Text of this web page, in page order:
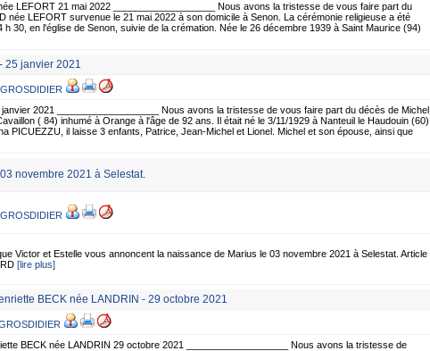
LEFORT 21 mai 2022 ___________________ Nous avons la tristesse de vous faire part du
née LEFORT survenue le 21 mai 2022 à son domicile à Senon. La cérémonie religieuse a été
h 30, en l'église de Senon, suivie de la crémation. Née le 26 décembre 1939 à Saint Maurice (94)
25 janvier 2021
2021 ___________________ Nous avons la tristesse de vous faire part du décès de Michel
( 84) inhumé à Orange à l'âge de 92 ans. Il était né le 3/11/1929 à Nanteuil le Haudouin (60)
PICUEZZU, il laisse 3 enfants, Patrice, Jean-Michel et Lionel. Michel et son épouse, ainsi que
novembre 2021 à Selestat.
Victor et Estelle vous annoncent la naissance de Marius le 03 novembre 2021 à Selestat. Article
[lire plus]
BECK née LANDRIN - 29 octobre 2021
BECK née LANDRIN 29 octobre 2021 ___________________ Nous avons la tristesse de